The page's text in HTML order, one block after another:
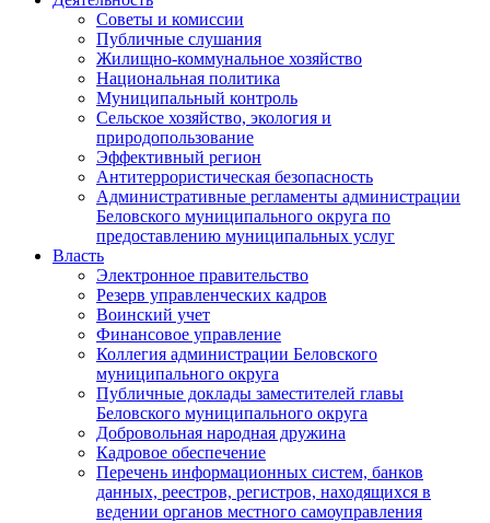
Советы и комиссии
Публичные слушания
Жилищно-коммунальное хозяйство
Национальная политика
Муниципальный контроль
Сельское хозяйство, экология и
природопользование
Эффективный регион
Антитеррористическая безопасность
Административные регламенты администрации
Беловского муниципального округа по
предоставлению муниципальных услуг
Власть
Электронное правительство
Резерв управленческих кадров
Воинский учет
Финансовое управление
Коллегия администрации Беловского
муниципального округа
Публичные доклады заместителей главы
Беловского муниципального округа
Добровольная народная дружина
Кадровое обеспечение
Перечень информационных систем, банков
данных, реестров, регистров, находящихся в
ведении органов местного самоуправления